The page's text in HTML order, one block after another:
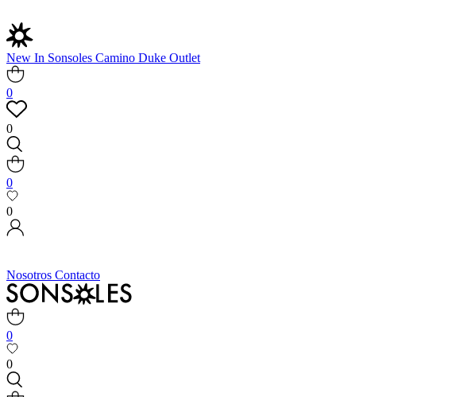
New In Sonsoles Camino Duke Outlet
0
0
0
0
Nosotros Contacto
0
0